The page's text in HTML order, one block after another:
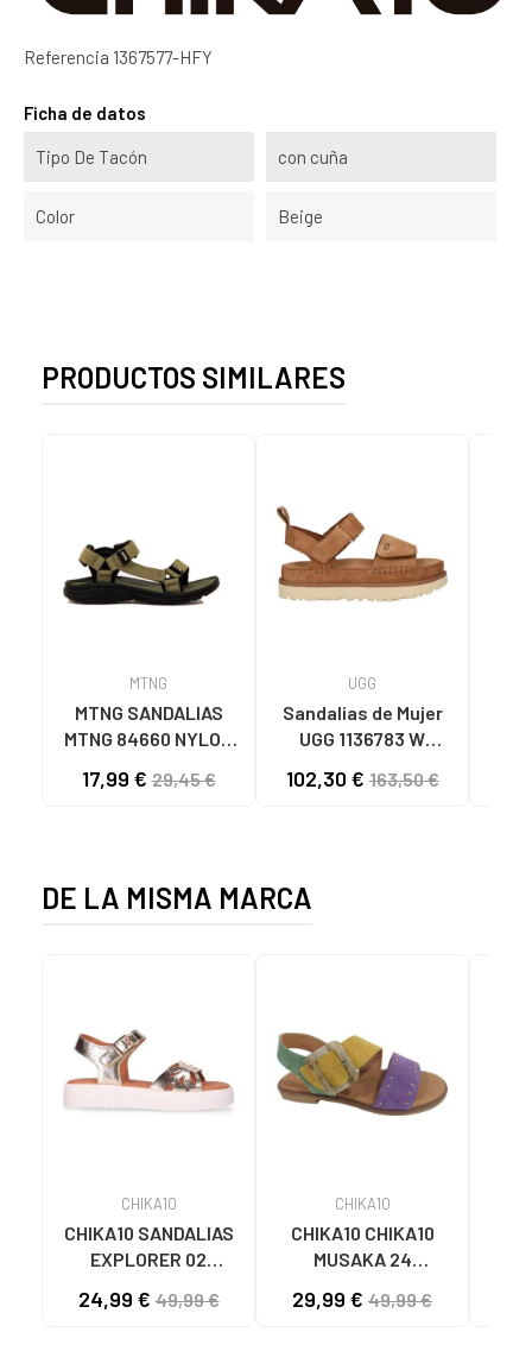
Referencia 1367577-HFY
Ficha de datos
Tipo De Tacón con cuña
Color Beige
PRODUCTOS SIMILARES
MTNG
MTNG SANDALIAS
MTNG 84660 NYLON
C59785 - - NYLON
17,99 €29,45 €
UGG
Sandalias de Mujer
UGG 1136783 W
CHESTNUT
102,30 €163,50 €
DE LA MISMA MARCA
CHIKA10
CHIKA10 SANDALIAS
EXPLORER 02
PLATAFORMA
24,99 €49,99 €
CHIKA10
CHIKA10 CHIKA10
MUSAKA 24
MULTICOLORES
29,99 € 49,99 €